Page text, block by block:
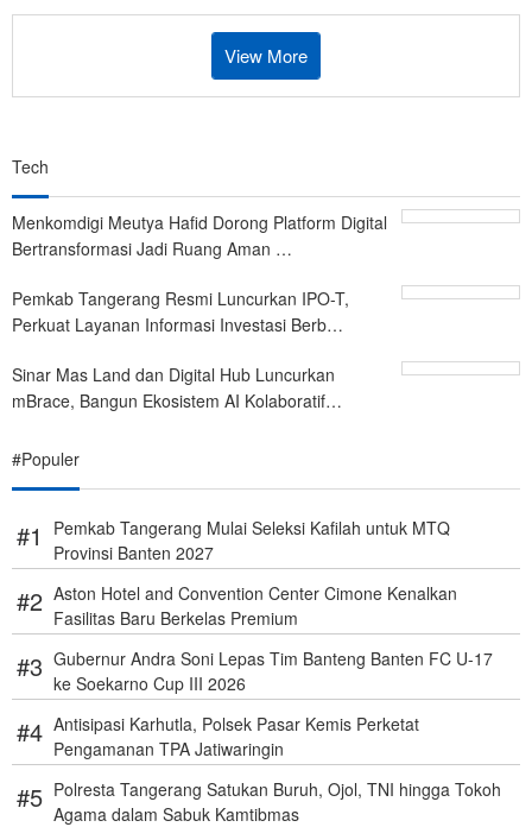
View More
Tech
Menkomdigi Meutya Hafid Dorong Platform Digital
Bertransformasi Jadi Ruang Aman …
Pemkab Tangerang Resmi Luncurkan IPO-T,
Perkuat Layanan Informasi Investasi Berb…
Sinar Mas Land dan Digital Hub Luncurkan
mBrace, Bangun Ekosistem AI Kolaboratif…
#Populer
Pemkab Tangerang Mulai Seleksi Kafilah untuk MTQ
Provinsi Banten 2027
Aston Hotel and Convention Center Cimone Kenalkan
Fasilitas Baru Berkelas Premium
Gubernur Andra Soni Lepas Tim Banteng Banten FC U-17
ke Soekarno Cup III 2026
Antisipasi Karhutla, Polsek Pasar Kemis Perketat
Pengamanan TPA Jatiwaringin
Polresta Tangerang Satukan Buruh, Ojol, TNI hingga Tokoh
Agama dalam Sabuk Kamtibmas